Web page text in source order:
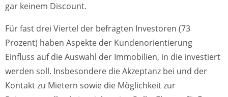
gar keinem Discount.
Für fast drei Viertel der befragten Investoren (73
Prozent) haben Aspekte der Kundenorientierung
Einfluss auf die Auswahl der Immobilien, in die investiert
werden soll. Insbesondere die Akzeptanz bei und der
Kontakt zu Mietern sowie die Möglichkeit zur